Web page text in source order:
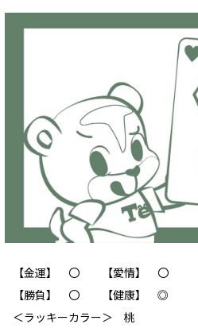
【金運】 〇 【愛情】 〇
【勝負】 〇 【健康】 ◎
‪＜ラッキーカラー＞ 桃